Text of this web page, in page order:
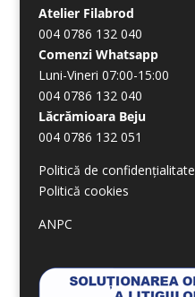
Atelier Filabrod
004 0786 132 040
Comenzi Whatsapp
Luni-Vineri 07:00-15:00
004 0786 132 040
Lăcrămioara Beju
004 0786 132 051
Politică de confidențialitate
Politică cookies
ANPC